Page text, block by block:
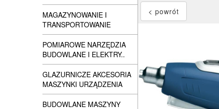
MAGAZYNOWANIE I
TRANSPORTOWANIE
POMIAROWE NARZĘDZIA
BUDOWLANE I ELEKTRY..
GLAZURNICZE AKCESORIA
MASZYNKI URZĄDZENIA
BUDOWLANE MASZYNY